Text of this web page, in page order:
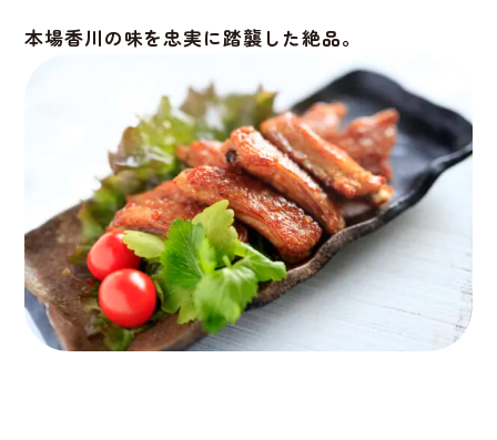
本場香川の味を忠実に踏襲した絶品。